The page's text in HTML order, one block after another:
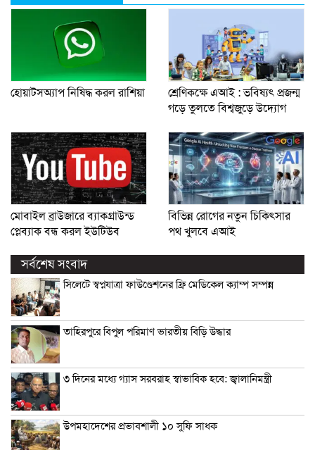
হোয়াটসঅ্যাপ নিষিদ্ধ করল রাশিয়া
শ্রেণিকক্ষে এআই : ভবিষ্যৎ প্রজন্ম
গড়ে তুলতে বিশ্বজুড়ে উদ্যোগ
মোবাইল ব্রাউজারে ব্যাকগ্রাউন্ড
প্লেব্যাক বন্ধ করল ইউটিউব
বিভিন্ন রোগের নতুন চিকিৎসার
পথ খুলবে এআই
সর্বশেষ সংবাদ
সিলেটে স্বপ্নযাত্রা ফাউণ্ডেশনের ফ্রি মেডিকেল ক্যাম্প সম্পন্ন
তাহিরপুরে বিপুল পরিমাণ ভারতীয় বিড়ি উদ্ধার
৩ দিনের মধ্যে গ্যাস সরবরাহ স্বাভাবিক হবে: জ্বালানিমন্ত্রী
উপমহাদেশের প্রভাবশালী ১০ সুফি সাধক